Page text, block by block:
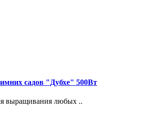
садов "Дубхе" 500Вт
выращивания любых ..